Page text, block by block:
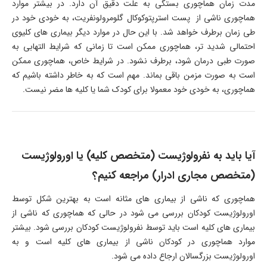
مدت زمان هماچوری بستگی به علت دقیق آن دارد. در بیشتر موارد
هماچوری ناشی از پست استرپتوکوکال گلومرولونفریت، به خودی خود در
طی زمان برطرف خواهد شد. با این حال در موارد دیگر بیماری های کلیوی
احتمالی شدید تر، هماچوری ممکن است تا زمانی که شرایط التهابی به
صورت طبی درمان شود، برطرف نشود. در شرایط خاص، هماچوری ممکن
است به صورت مزمن باقی بماند. مهم است که به خاطر داشته باشیم که
هماچوری، به خودی خود معمولا برای کودک شما یا کلیه ها مضر نیست.
آیا باید به نفرولوژیست (متخصص کلیه) یا اورولوژیست
(متخصص مجاری ادرار) مراجعه کنیم؟
هماچوری که ناشی از بیماری های مثانه است به بهترین شکل توسط
اورولوژیست کودکان بررسی می شود در حالی که هماچوری که ناشی از
بیماری های کلیه است باید توسط نفرولوژیست کودکان بررسی شود. بیشتر
موارد هماچوری در کودکان ناشی از بیماری های کلیه است و به
اورولوژیست بزرگسالان ارجاع داده می شود.